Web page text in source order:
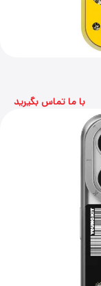
با ما تماس بگیرید